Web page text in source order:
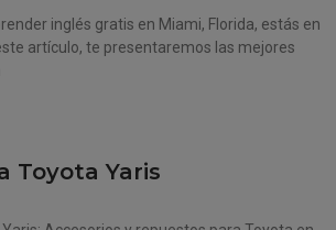
inglés gratis en Miami, Florida, estás en
artículo, te presentaremos las mejores
Toyota Yaris